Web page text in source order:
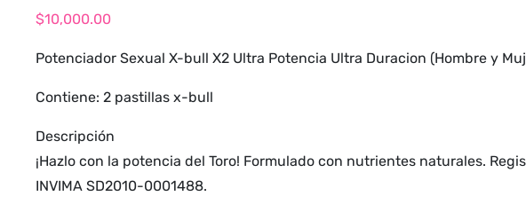
$10,000.00
Potenciador Sexual X-bull X2 Ultra Potencia Ultra Duracion (Hombre y
Contiene: 2 pastillas x-bull
Descripción
¡Hazlo con la potencia del Toro! Formulado con nutrientes naturales.
INVIMA SD2010-0001488.